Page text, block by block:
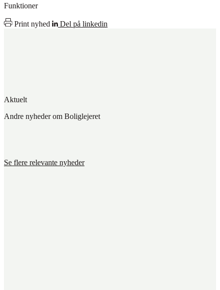
Funktioner
Print nyhed Del på linkedin
Aktuelt
Andre nyheder om Boliglejeret
Se flere relevante nyheder